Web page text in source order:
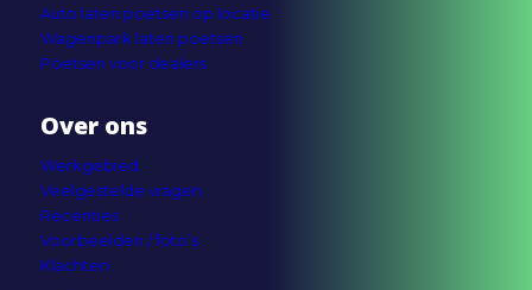
Auto laten poetsen op locatie
Wagenpark laten poetsen
Poetsen voor dealers
Over ons
Werkgebied
Veelgestelde vragen
Recenties
Voorbeelden / foto’s
Klachten